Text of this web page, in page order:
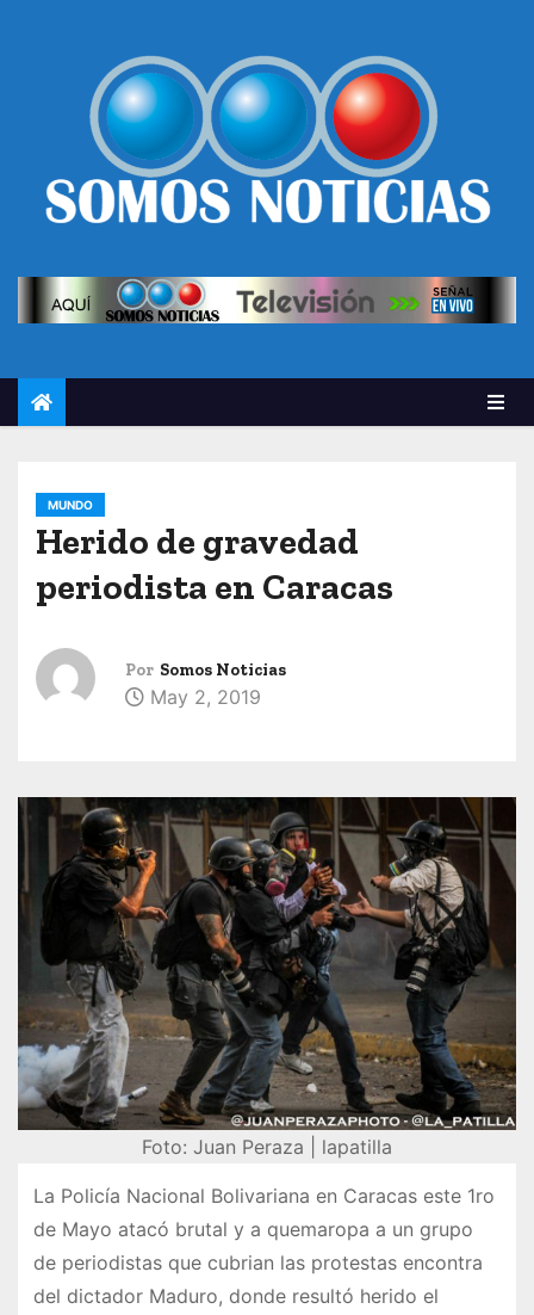
MUNDO
Herido de gravedad
periodista en Caracas
Por Somos Noticias
May 2, 2019
Foto: Juan Peraza | lapatilla
La Policía Nacional Bolivariana en Caracas este 1ro
de Mayo atacó brutal y a quemaropa a un grupo
de periodistas que cubrian las protestas encontra
del dictador Maduro, donde resultó herido el